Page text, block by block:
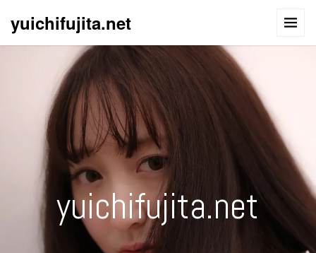
yuichifujita.net
yuichifujita.net